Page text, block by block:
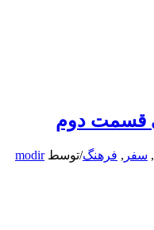
قسمت دوم
, سفر , فرهنگ/توسطmodir